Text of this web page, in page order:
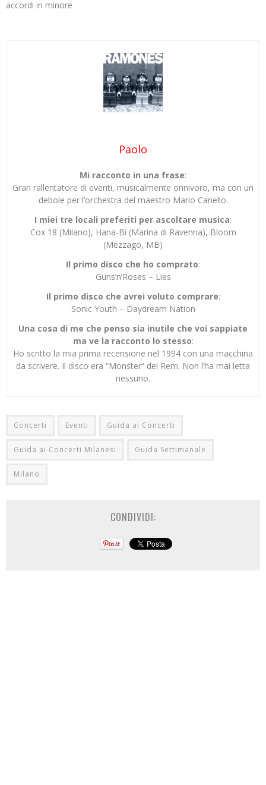
accordi in minore
Paolo
Mi racconto in una frase:
Gran rallentatore di eventi, musicalmente onnivoro, ma con un
debole per l’orchestra del maestro Mario Canello.
I miei tre locali preferiti per ascoltare musica:
Cox 18 (Milano), Hana-Bi (Marina di Ravenna), Bloom
(Mezzago, MB)
Il primo disco che ho comprato:
Guns’n’Roses – Lies
Il primo disco che avrei voluto comprare:
Sonic Youth – Daydream Nation
Una cosa di me che penso sia inutile che voi sappiate
ma ve la racconto lo stesso:
Ho scritto la mia prima recensione nel 1994 con una macchina
da scrivere. Il disco era “Monster” dei Rem. Non l’ha mai letta
nessuno.
Concerti Eventi Guida ai Concerti
Guida ai Concerti Milanesi Guida Settimanale
Milano
CONDIVIDI: